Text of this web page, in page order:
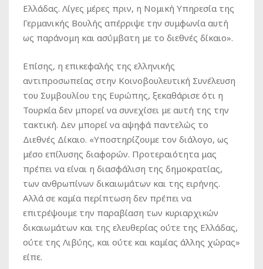
Ελλάδας. Λίγες μέρες πριν, η Νομική Υπηρεσία της
Γερμανικής Βουλής απέρριψε την συμφωνία αυτή
ως παράνομη και ασύμβατη με το διεθνές δίκαιο».
Επίσης, η επικεφαλής της ελληνικής
αντιπροσωπείας στην Κοινοβουλευτική Συνέλευση
του Συμβουλίου της Ευρώπης, ξεκαθάρισε ότι η
Τουρκία δεν μπορεί να συνεχίσει με αυτή της την
τακτική. Δεν μπορεί να αψηφά παντελώς το
Διεθνές Δίκαιο. «Υποστηρίζουμε τον διάλογο, ως
μέσο επίλυσης διαφορών. Προτεραιότητα μας
πρέπει να είναι η διασφάλιση της δημοκρατίας,
των ανθρωπίνων δικαιωμάτων και της ειρήνης.
Αλλά σε καμία περίπτωση δεν πρέπει να
επιτρέψουμε την παραβίαση των κυριαρχικών
δικαιωμάτων και της ελευθερίας ούτε της Ελλάδας,
ούτε της Λιβύης, και ούτε και καμίας άλλης χώρας»
είπε.